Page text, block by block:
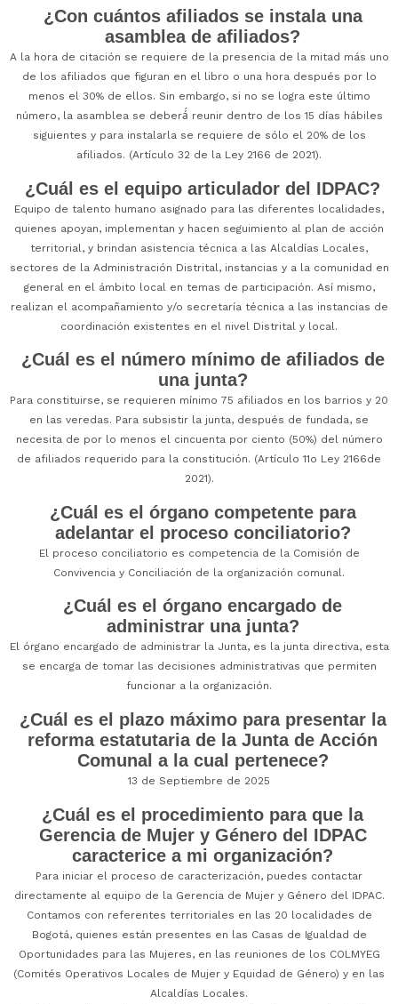
¿Con cuántos afiliados se instala una
asamblea de afiliados?
A la hora de citación se requiere de la presencia de la mitad más uno
de los afiliados que figuran en el libro o una hora después por lo
menos el 30% de ellos. Sin embargo, si no se logra este último
número, la asamblea se deberá́ reunir dentro de los 15 días hábiles
siguientes y para instalarla se requiere de sólo el 20% de los
afiliados. (Artículo 32 de la Ley 2166 de 2021).
¿Cuál es el equipo articulador del IDPAC?
Equipo de talento humano asignado para las diferentes localidades,
quienes apoyan, implementan y hacen seguimiento al plan de acción
territorial, y brindan asistencia técnica a las Alcaldías Locales,
sectores de la Administración Distrital, instancias y a la comunidad en
general en el ámbito local en temas de participación. Así mismo,
realizan el acompañamiento y/o secretaría técnica a las instancias de
coordinación existentes en el nivel Distrital y local.
¿Cuál es el número mínimo de afiliados de
una junta?
Para constituirse, se requieren mínimo 75 afiliados en los barrios y 20
en las veredas. Para subsistir la junta, después de fundada, se
necesita de por lo menos el cincuenta por ciento (50%) del número
de afiliados requerido para la constitución. (Artículo 11o Ley 2166de
2021).
¿Cuál es el órgano competente para
adelantar el proceso conciliatorio?
El proceso conciliatorio es competencia de la Comisión de
Convivencia y Conciliación de la organización comunal.
¿Cuál es el órgano encargado de
administrar una junta?
El órgano encargado de administrar la Junta, es la junta directiva, esta
se encarga de tomar las decisiones administrativas que permiten
funcionar a la organización.
¿Cuál es el plazo máximo para presentar la
reforma estatutaria de la Junta de Acción
Comunal a la cual pertenece?
13 de Septiembre de 2025
¿Cuál es el procedimiento para que la
Gerencia de Mujer y Género del IDPAC
caracterice a mi organización?
Para iniciar el proceso de caracterización, puedes contactar
directamente al equipo de la Gerencia de Mujer y Género del IDPAC.
Contamos con referentes territoriales en las 20 localidades de
Bogotá, quienes están presentes en las Casas de Igualdad de
Oportunidades para las Mujeres, en las reuniones de los COLMYEG
(Comités Operativos Locales de Mujer y Equidad de Género) y en las
Alcaldías Locales.